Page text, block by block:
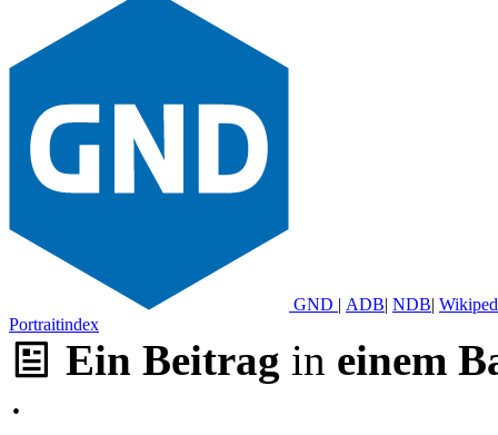
GND | ADB| NDB|
Portraitindex
Ein Beitrag in einem
·